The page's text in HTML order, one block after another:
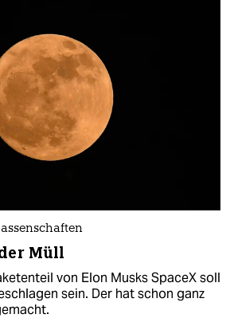
Müll
von Elon Musks SpaceX soll
sein. Der hat schon ganz